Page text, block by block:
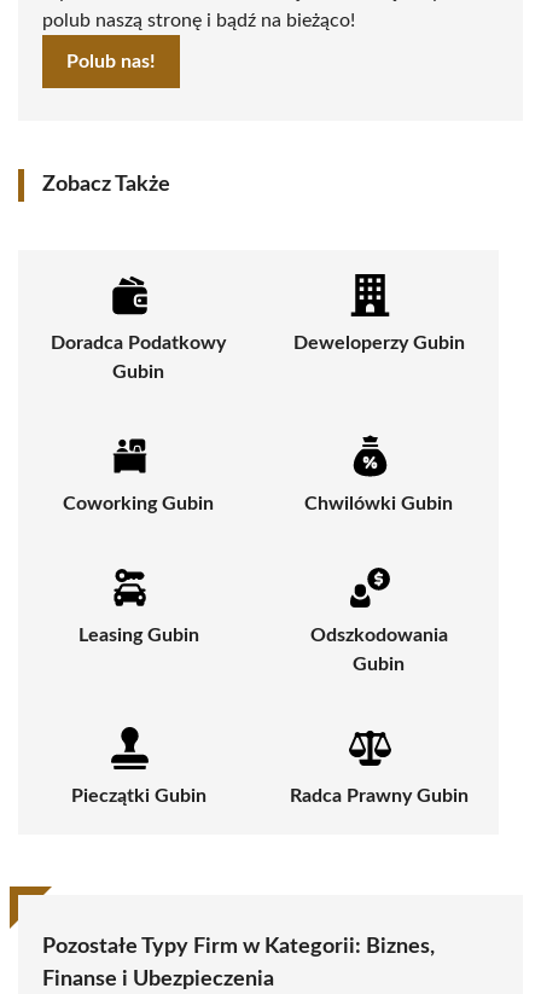
polub naszą stronę i bądź na bieżąco!
Polub nas!
Zobacz Także
Doradca Podatkowy
Gubin
Deweloperzy Gubin
Coworking Gubin Chwilówki Gubin
Leasing Gubin
Odszkodowania
Gubin
Pieczątki Gubin Radca Prawny Gubin
Pozostałe Typy Firm w Kategorii: Biznes,
Finanse i Ubezpieczenia